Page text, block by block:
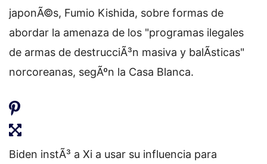
japonÃ©s, Fumio Kishida, sobre formas de
abordar la amenaza de los "programas ilegales
de armas de destrucciÃ³n masiva y balÃ­sticas"
norcoreanas, segÃºn la Casa Blanca.
Biden instÃ³ a Xi a usar su influencia para